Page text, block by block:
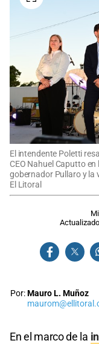
El intendente Poletti
CEO Nahuel Caputto
gobernador Pullaro y la
El Litoral
Por:Mauro L. Muñoz
En el marco de la